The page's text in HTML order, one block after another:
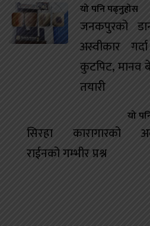
यो पनि पढ्नुहोस
जनकपुरको
अस्वीकार
कुटपिट, मानव
तयारी
यो
सिरहा कारागारको
राईनको गम्भीर प्रश्न